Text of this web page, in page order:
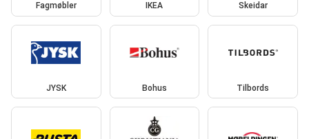
Fagmøbler IKEA Skeidar
JYSK Bohus Tilbords